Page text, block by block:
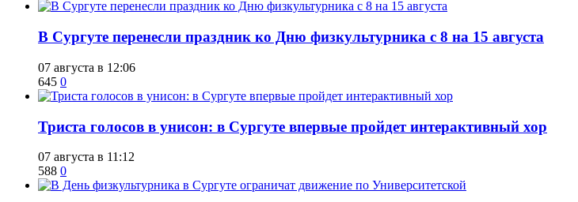
​В Сургуте перенесли праздник ко Дню физкультурника с 8 на 15 августа
07 августа в 12:06
645 0
​Триста голосов в унисон: в Сургуте впервые пройдет интерактивный хор
07 августа в 11:12
588 0